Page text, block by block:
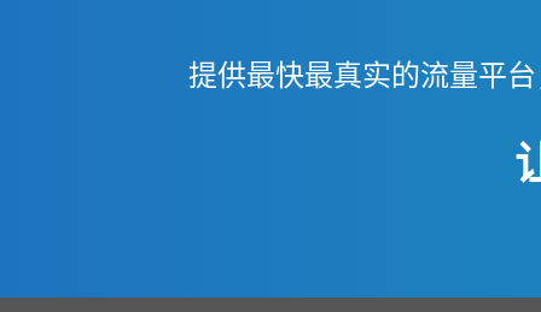
提供最快最真实的流量平